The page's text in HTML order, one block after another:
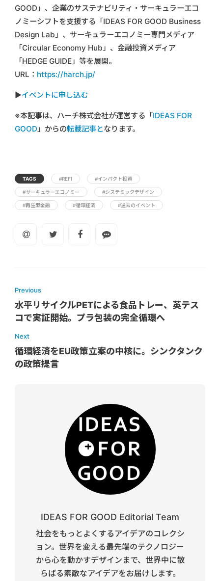
GOOD」、企業のサステナビリティ・サーキュラーエコ
ノミーシフトを支援する「IDEAS FOR GOOD Business
Design Lab」、サーキュラーエコノミー専門メディア
「Circular Economy Hub」、金融投資メディア
「HEDGE GUIDE」等を展開。
URL： https://harch.jp/
▶︎イベントに申し込む
※本記事は、ハーチ株式会社が運営する「IDEAS FOR
GOOD 」からの転載記事となります。
TAGS #REFI #インパクト投資
#サーキュラーエコノミー #システミックデザイン
#再生型金融 #循環経済 #過去のイベント
Previous
水平リサイクルPETによる食品トレー、英テス
コで実証開始。プラ包装の完全循環へ
Next
循環経済をEU政策立案の中核に。シンクタンク
の政策提言
IDEAS FOR GOOD Editorial Team
社会をもっとよくするアイデアのコレクシ
ョン。世界を変える最先端のテクノロジー
から心を動かすデザインまで、世界中に散
らばる素敵なアイデアをお届けします。